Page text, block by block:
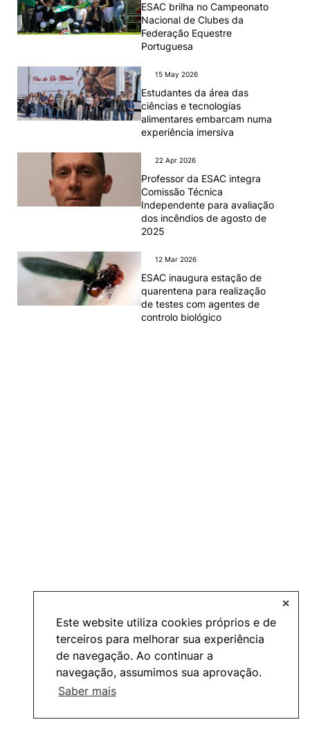
Este website utiliza cookies próprios e de
terceiros para melhorar sua experiência
de navegação. Ao continuar a
navegação, assumimos sua aprovação.
Saber mais
✕
ESAC brilha no Campeonato
Nacional de Clubes da
Federação Equestre
Portuguesa
15 May 2026
Estudantes da área das
ciências e tecnologias
alimentares embarcam numa
experiência imersiva
22 Apr 2026
Professor da ESAC integra
Comissão Técnica
Independente para avaliação
dos incêndios de agosto de
2025
12 Mar 2026
ESAC inaugura estação de
quarentena para realização
de testes com agentes de
controlo biológico